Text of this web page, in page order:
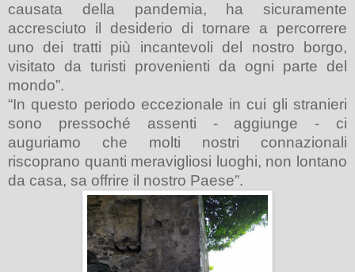
causata della pandemia, ha sicuramente
accresciuto il desiderio di tornare a percorrere
uno dei tratti più incantevoli del nostro borgo,
visitato da turisti provenienti da ogni parte del
mondo”.
“In questo periodo eccezionale in cui gli stranieri
sono pressoché assenti - aggiunge - ci
auguriamo che molti nostri connazionali
riscoprano quanti meravigliosi luoghi, non lontano
da casa, sa offrire il nostro Paese”.